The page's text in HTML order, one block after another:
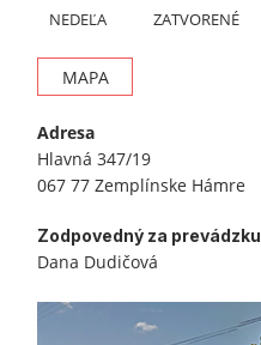
NEDEĽA ZATVORENÉ
MAPA
Adresa
Hlavná 347/19
067 77 Zemplínske Hámre
Zodpovedný za prevádzku
Dana Dudičová